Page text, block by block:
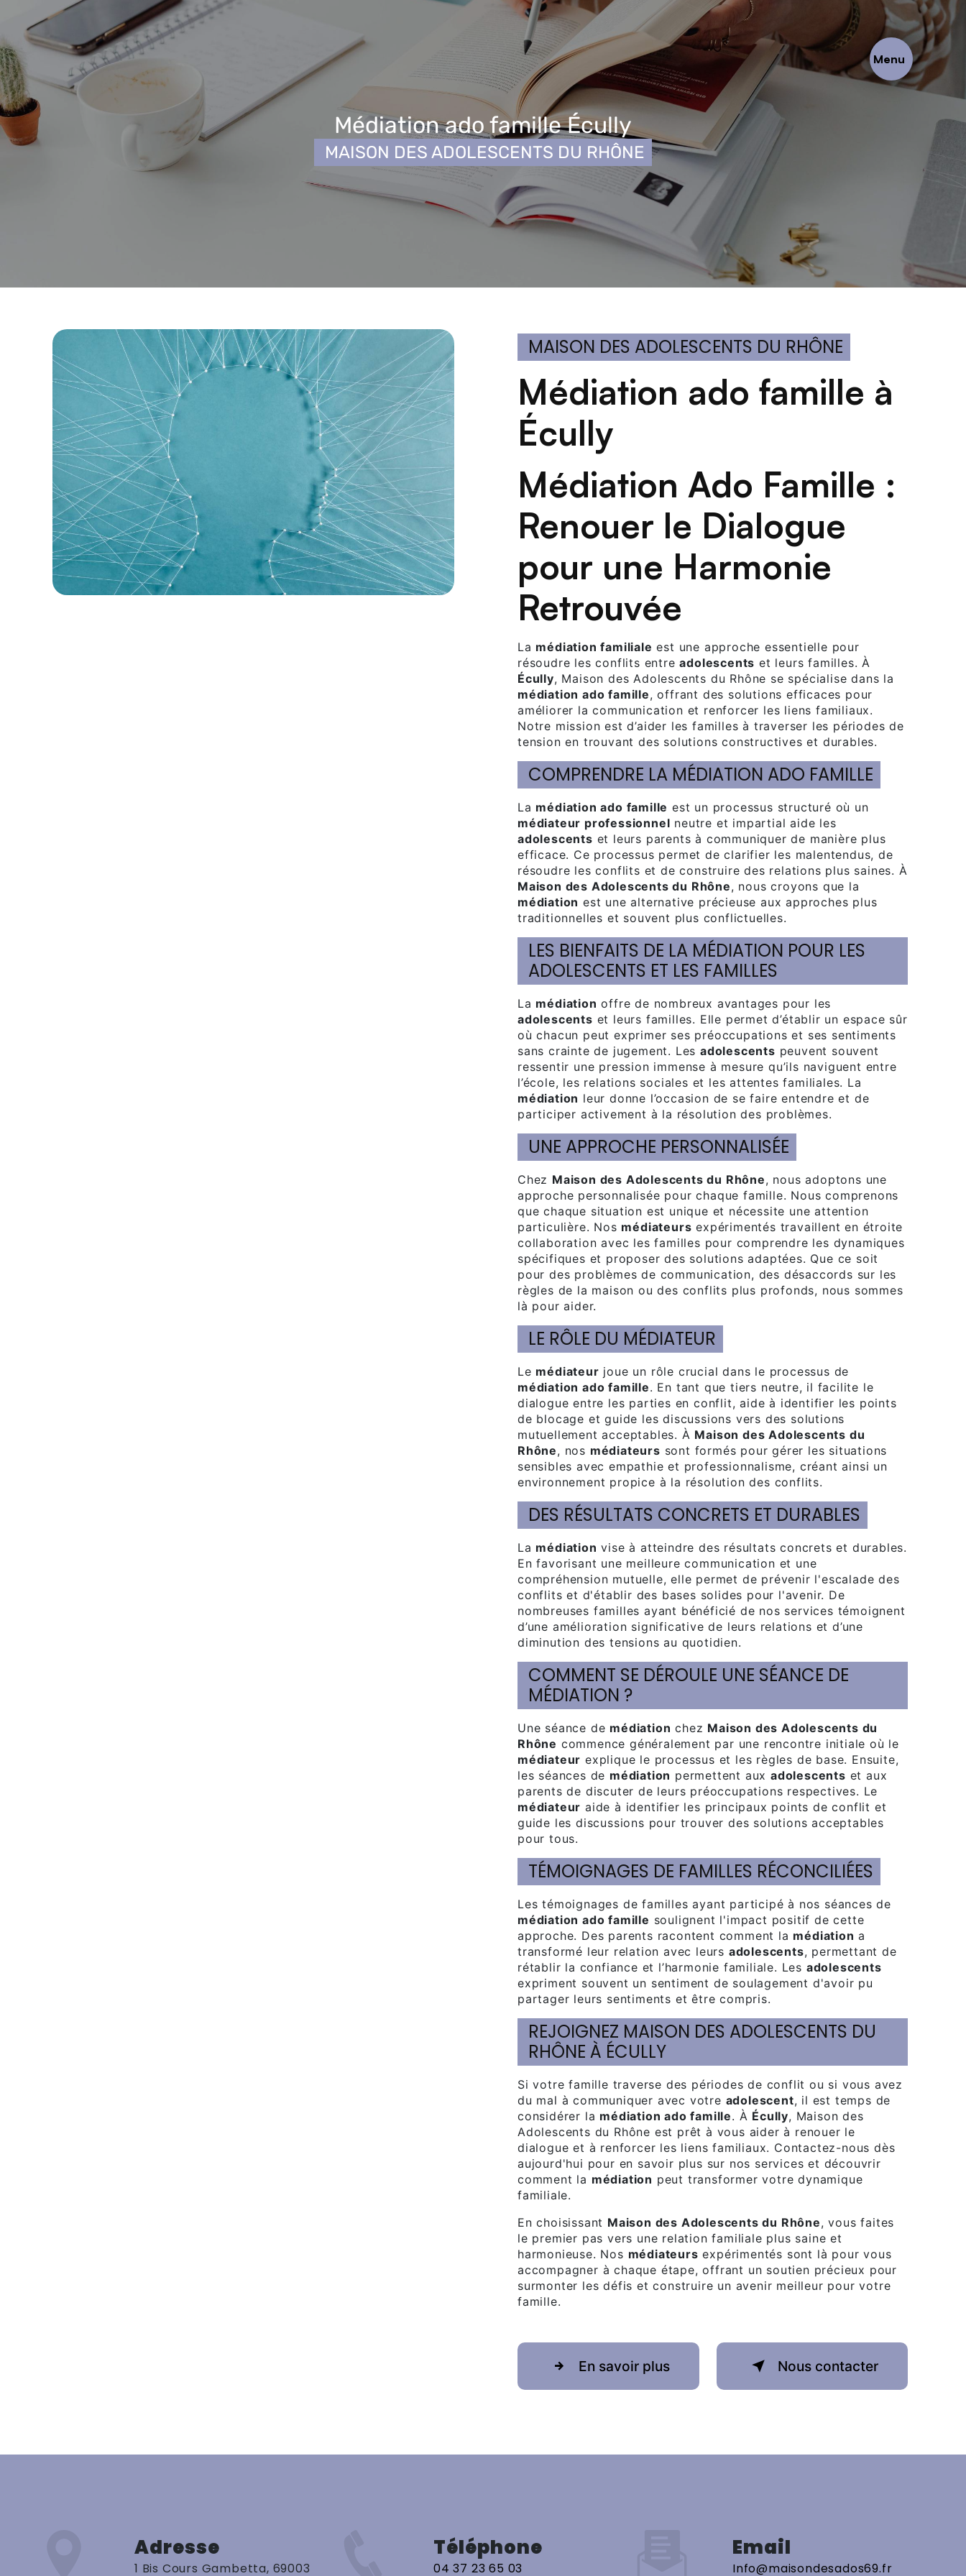
Menu
Médiation ado famille Écully
MAISON DES ADOLESCENTS DU RHÔNE
MAISON DES ADOLESCENTS DU RHÔNE
Médiation ado famille à
Écully
Médiation Ado Famille :
Renouer le Dialogue
pour une Harmonie
Retrouvée
La médiation familiale est une approche essentielle pour
résoudre les conflits entreadolescents et leurs familles. À
Écully, Maison des Adolescents du Rhône se spécialise dans la
médiation ado famille, offrant des solutions efficaces pour
améliorer la communication et renforcer les liens familiaux.
Notre mission est d’aider les familles à traverser les périodes de
tension en trouvant des solutions constructives et durables.
COMPRENDRE LA MÉDIATION ADO FAMILLE
La médiation ado famille est un processus structuré où un
médiateur professionnel neutre et impartial aide les
adolescents et leurs parents à communiquer de manière plus
efficace. Ce processus permet de clarifier les malentendus, de
résoudre les conflits et de construire des relations plus saines. À
Maison des Adolescents du Rhône, nous croyons que la
médiation est une alternative précieuse aux approches plus
traditionnelles et souvent plus conflictuelles.
LES BIENFAITS DE LA MÉDIATION POUR LES
ADOLESCENTS ET LES FAMILLES
La médiation offre de nombreux avantages pour les
adolescents et leurs familles. Elle permet d’établir un espace sûr
où chacun peut exprimer ses préoccupations et ses sentiments
sans crainte de jugement. Lesadolescents peuvent souvent
ressentir une pression immense à mesure qu’ils naviguent entre
l’école, les relations sociales et les attentes familiales. La
médiation leur donne l’occasion de se faire entendre et de
participer activement à la résolution des problèmes.
UNE APPROCHE PERSONNALISÉE
Chez Maison des Adolescents du Rhône, nous adoptons une
approche personnalisée pour chaque famille. Nous comprenons
que chaque situation est unique et nécessite une attention
particulière. Nos médiateurs expérimentés travaillent en étroite
collaboration avec les familles pour comprendre les dynamiques
spécifiques et proposer des solutions adaptées. Que ce soit
pour des problèmes de communication, des désaccords sur les
règles de la maison ou des conflits plus profonds, nous sommes
là pour aider.
LE RÔLE DU MÉDIATEUR
Le médiateur joue un rôle crucial dans le processus de
médiation ado famille. En tant que tiers neutre, il facilite le
dialogue entre les parties en conflit, aide à identifier les points
de blocage et guide les discussions vers des solutions
mutuellement acceptables. À Maison des Adolescents du
Rhône, nos médiateurs sont formés pour gérer les situations
sensibles avec empathie et professionnalisme, créant ainsi un
environnement propice à la résolution des conflits.
DES RÉSULTATS CONCRETS ET DURABLES
La médiation vise à atteindre des résultats concrets et durables.
En favorisant une meilleure communication et une
compréhension mutuelle, elle permet de prévenir l'escalade des
conflits et d'établir des bases solides pour l'avenir. De
nombreuses familles ayant bénéficié de nos services témoignent
d’une amélioration significative de leurs relations et d’une
diminution des tensions au quotidien.
COMMENT SE DÉROULE UNE SÉANCE DE
MÉDIATION ?
Une séance de médiation chez Maison des Adolescents du
Rhône commence généralement par une rencontre initiale où le
médiateur explique le processus et les règles de base. Ensuite,
les séances de médiation permettent auxadolescents et aux
parents de discuter de leurs préoccupations respectives. Le
médiateur aide à identifier les principaux points de conflit et
guide les discussions pour trouver des solutions acceptables
pour tous.
TÉMOIGNAGES DE FAMILLES RÉCONCILIÉES
Les témoignages de familles ayant participé à nos séances de
médiation ado famille soulignent l'impact positif de cette
approche. Des parents racontent comment la médiation a
transformé leur relation avec leurs adolescents, permettant de
rétablir la confiance et l’harmonie familiale. Les adolescents
expriment souvent un sentiment de soulagement d'avoir pu
partager leurs sentiments et être compris.
REJOIGNEZ MAISON DES ADOLESCENTS DU
RHÔNE À ÉCULLY
Si votre famille traverse des périodes de conflit ou si vous avez
du mal à communiquer avec votre adolescent, il est temps de
considérer la médiation ado famille. À Écully, Maison des
Adolescents du Rhône est prêt à vous aider à renouer le
dialogue et à renforcer les liens familiaux. Contactez-nous dès
aujourd'hui pour en savoir plus sur nos services et découvrir
comment la médiation peut transformer votre dynamique
familiale.
En choisissant Maison des Adolescents du Rhône, vous faites
le premier pas vers une relation familiale plus saine et
harmonieuse. Nos médiateurs expérimentés sont là pour vous
accompagner à chaque étape, offrant un soutien précieux pour
surmonter les défis et construire un avenir meilleur pour votre
famille.
En savoir plus Nous contacter
Adresse
1 Bis Cours Gambetta, 69003
Téléphone
04 37 23 65 03
Email
info@maisondesados69.fr
Panneau de gestion des cookies